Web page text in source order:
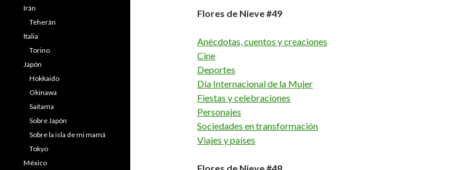
Flores de Nieve #49
Anécdotas, cuentos y creaciones
Cine
Deportes
Día Internacional de la Mujer
Fiestas y celebraciones
Personajes
Sociedades en transformación
Viajes y países
Irán
Teherán
Italia
Torino
Japón
Hokkaido
Okinawa
Saitama
Sobre Japón
Sobre la isla de mi mamá
Tokyo
México